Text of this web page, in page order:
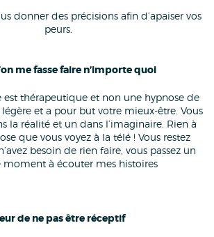
donner des précisions afin d’apaiser vos
peurs.
me fasse faire n’importe quoi
est thérapeutique et non une hypnose de
légère et a pour but votre mieux-être. Vous
la réalité et un dans l’imaginaire. Rien à
que vous voyez à la télé ! Vous restez
besoin de rien faire, vous passez un
moment à écouter mes histoires
de ne pas être réceptif